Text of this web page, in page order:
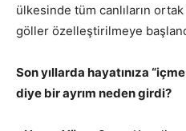
ülkesinde tüm canlıların
göller özelleştirilmeye
Son yıllarda hayatınıza
diye bir ayrım neden girdi?